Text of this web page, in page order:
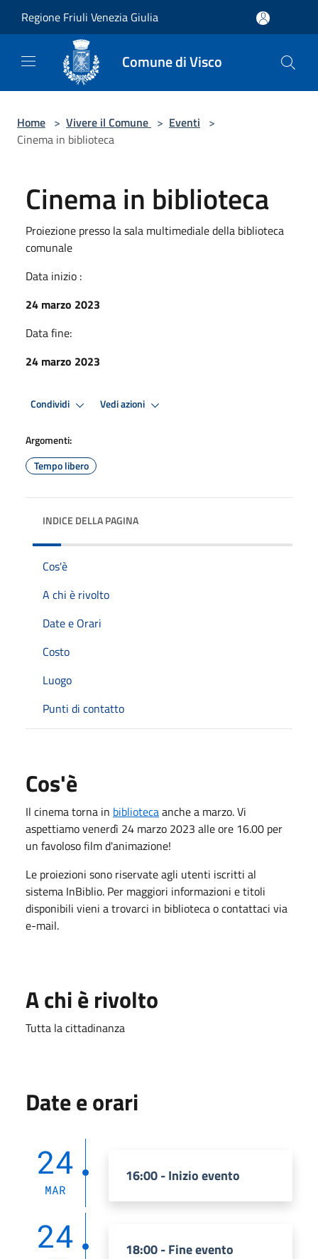
Regione Friuli Venezia Giulia
Comune di Visco
Home > Vivere il Comune > Eventi >
Cinema in biblioteca
Cinema in biblioteca
Proiezione presso la sala multimediale della biblioteca
comunale
Data inizio :
24 marzo 2023
Data fine:
24 marzo 2023
Condividi Vedi azioni
Argomenti:
Tempo libero
INDICE DELLA PAGINA
Cos'è
A chi è rivolto
Date e Orari
Costo
Luogo
Punti di contatto
Cos'è
Il cinema torna in bibliotecaanche a marzo. Vi
aspettiamo venerdì 24 marzo 2023 alle ore 16.00 per
un favoloso film d'animazione!
Le proiezioni sono riservate agli utenti iscritti al
sistema InBiblio. Per maggiori informazioni e titoli
disponibili vieni a trovarci in biblioteca o contattaci via
e-mail.
A chi è rivolto
Tutta la cittadinanza
Date e orari
24
MAR
16:00 - Inizio evento
24 18:00 - Fine evento